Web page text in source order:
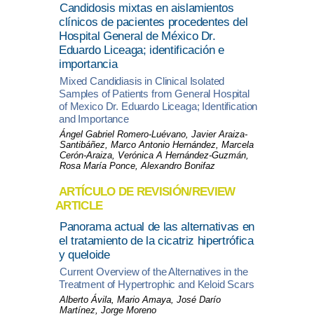
Candidosis mixtas en aislamientos
clínicos de pacientes procedentes del
Hospital General de México Dr.
Eduardo Liceaga; identificación e
importancia
Mixed Candidiasis in Clinical Isolated
Samples of Patients from General Hospital
of Mexico Dr. Eduardo Liceaga; Identification
and Importance
Ángel Gabriel Romero-Luévano, Javier Araiza-
Santibáñez, Marco Antonio Hernández, Marcela
Cerón-Araiza, Verónica A Hernández-Guzmán,
Rosa María Ponce, Alexandro Bonifaz
ARTÍCULO DE REVISIÓN/REVIEW
ARTICLE
Panorama actual de las alternativas en
el tratamiento de la cicatriz hipertrófica
y queloide
Current Overview of the Alternatives in the
Treatment of Hypertrophic and Keloid Scars
Alberto Ávila, Mario Amaya, José Darío
Martínez, Jorge Moreno